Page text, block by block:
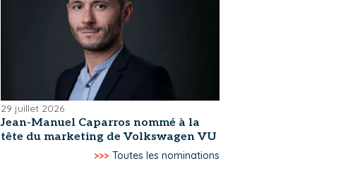
29 juillet 2026
Jean-Manuel Caparros nommé à la
tête du marketing de Volkswagen VU
>>> Toutes les nominations